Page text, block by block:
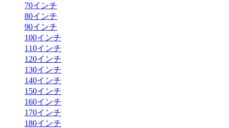
70インチ
80インチ
90インチ
100インチ
110インチ
120インチ
130インチ
140インチ
150インチ
160インチ
170インチ
180インチ